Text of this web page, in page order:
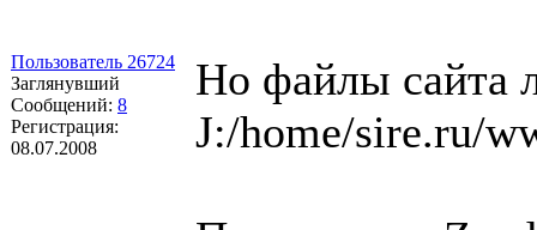
Пользователь 26724
Заглянувший
Сообщений: 8
Регистрация:
08.07.2008
Но файлы сайта
J:/home/sire.ru/